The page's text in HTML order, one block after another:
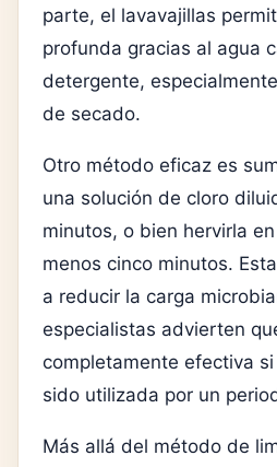
parte, el lavavajillas
profunda gracias al agua
detergente,
de secado.
Otro método eficaz es
una solución de cloro
minutos, o bien hervirla
menos cinco minutos.
a reducir la carga
especialistas advierten
completamente efectiva
sido utilizada por un
Más allá del método de